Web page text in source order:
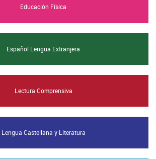
Educación Física
Español Lengua Extranjera
Lectura Comprensiva
Lengua Castellana y Literatura